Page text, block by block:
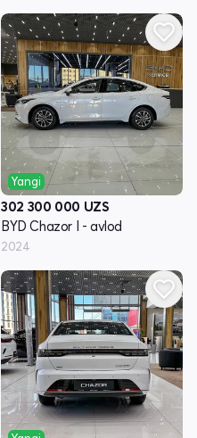
Yangi
302 300 000 UZS
BYD Chazor I - avlod
2024